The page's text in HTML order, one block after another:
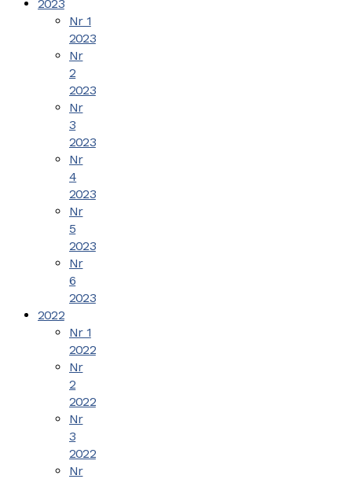
2023
Nr 1
2023
Nr
2
2023
Nr
3
2023
Nr
4
2023
Nr
5
2023
Nr
6
2023
2022
Nr 1
2022
Nr
2
2022
Nr
3
2022
Nr